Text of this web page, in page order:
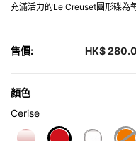
充滿活力的Le Creuset圓形碟為
售價: HK$
顏色
Cerise